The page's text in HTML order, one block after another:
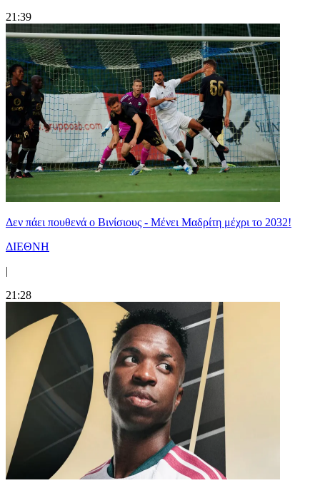
21:39
Δεν πάει πουθενά ο Βινίσιους - Μένει Μαδρίτη μέχρι το 2032!
ΔΙΕΘΝΗ
|
21:28